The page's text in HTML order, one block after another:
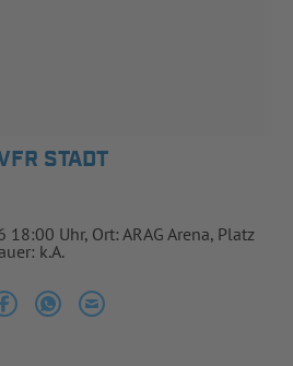
SPIELPLUS
STADT
Uhr, Ort: ARAG Arena, Platz
k.A.